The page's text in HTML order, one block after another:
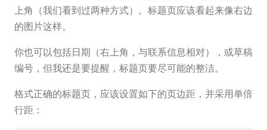
上角（我们看到过两种方式）。标题页应该看起来像右边
的图片这样。
你也可以包括日期（右上角，与联系信息相对），或草稿
编号，但我还是要提醒，标题页要尽可能的整洁。
格式正确的标题页，应该设置如下的页边距，并采用单倍
行距：